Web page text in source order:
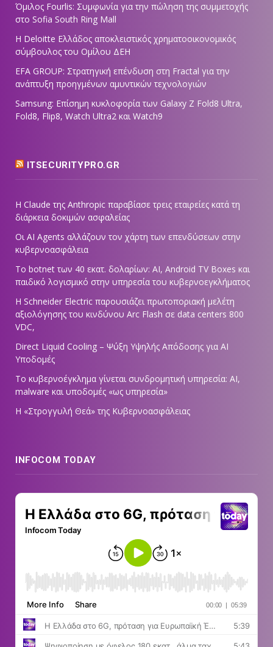
Όμιλος Fourlis: Συμφωνία για την πώληση της συμμετοχής
στο Sofia South Ring Mall
Η Deloitte Ελλάδος αποκλειστικός χρηματοοικονομικός
σύμβουλος του Ομίλου ΔΕΗ
EFA GROUP: Στρατηγική επένδυση στη Fractal για την
ανάπτυξη προηγμένων αμυντικών τεχνολογιών
Samsung: Επίσημη κυκλοφορία των Galaxy Z Fold8 Ultra,
Fold8, Flip8, Watch Ultra2 και Watch9
ITSECURITYPRO.GR
Η Claude της Anthropic παραβίασε τρεις εταιρείες κατά τη
διάρκεια δοκιμών ασφαλείας
Οι AI Agents αλλάζουν τον χάρτη των επενδύσεων στην
κυβερνοασφάλεια
Το botnet των 40 εκατ. δολαρίων: AI, Android TV Boxes και
παιδικό λογισμικό στην υπηρεσία του κυβερνοεγκλήματος
Η Schneider Electric παρουσιάζει πρωτοποριακή μελέτη
αξιολόγησης του κινδύνου Arc Flash σε data centers 800
VDC,
Direct Liquid Cooling – Ψύξη Υψηλής Απόδοσης για AI
Υποδομές
Το κυβερνοέγκλημα γίνεται συνδρομητική υπηρεσία: AI,
malware και υποδομές «ως υπηρεσία»
Η «Στρογγυλή Θεά» της Κυβερνοασφάλειας
INFOCOM TODAY